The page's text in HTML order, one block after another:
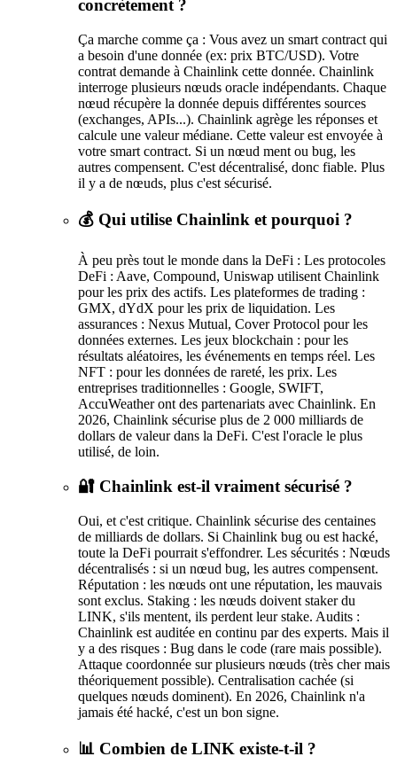
concrètement ?
Ça marche comme ça : Vous avez un smart contract qui
a besoin d'une donnée (ex: prix BTC/USD). Votre
contrat demande à Chainlink cette donnée. Chainlink
interroge plusieurs nœuds oracle indépendants. Chaque
nœud récupère la donnée depuis différentes sources
(exchanges, APIs...). Chainlink agrège les réponses et
calcule une valeur médiane. Cette valeur est envoyée à
votre smart contract. Si un nœud ment ou bug, les
autres compensent. C'est décentralisé, donc fiable. Plus
il y a de nœuds, plus c'est sécurisé.
💰 Qui utilise Chainlink et pourquoi ?
À peu près tout le monde dans la DeFi : Les protocoles
DeFi : Aave, Compound, Uniswap utilisent Chainlink
pour les prix des actifs. Les plateformes de trading :
GMX, dYdX pour les prix de liquidation. Les
assurances : Nexus Mutual, Cover Protocol pour les
données externes. Les jeux blockchain : pour les
résultats aléatoires, les événements en temps réel. Les
NFT : pour les données de rareté, les prix. Les
entreprises traditionnelles : Google, SWIFT,
AccuWeather ont des partenariats avec Chainlink. En
2026, Chainlink sécurise plus de 2 000 milliards de
dollars de valeur dans la DeFi. C'est l'oracle le plus
utilisé, de loin.
🔐 Chainlink est-il vraiment sécurisé ?
Oui, et c'est critique. Chainlink sécurise des centaines
de milliards de dollars. Si Chainlink bug ou est hacké,
toute la DeFi pourrait s'effondrer. Les sécurités : Nœuds
décentralisés : si un nœud bug, les autres compensent.
Réputation : les nœuds ont une réputation, les mauvais
sont exclus. Staking : les nœuds doivent staker du
LINK, s'ils mentent, ils perdent leur stake. Audits :
Chainlink est auditée en continu par des experts. Mais il
y a des risques : Bug dans le code (rare mais possible).
Attaque coordonnée sur plusieurs nœuds (très cher mais
théoriquement possible). Centralisation cachée (si
quelques nœuds dominent). En 2026, Chainlink n'a
jamais été hacké, c'est un bon signe.
📊 Combien de LINK existe-t-il ?